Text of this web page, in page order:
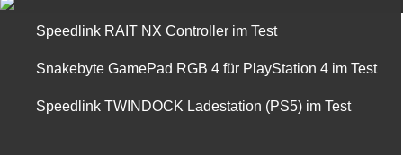
Speedlink RAIT NX Controller im Test
Snakebyte GamePad RGB 4 für PlayStation 4 im Test
Speedlink TWINDOCK Ladestation (PS5) im Test